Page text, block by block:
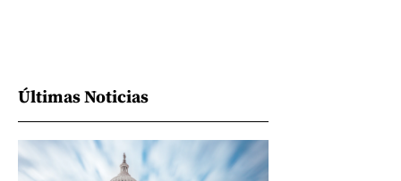
Últimas Noticias